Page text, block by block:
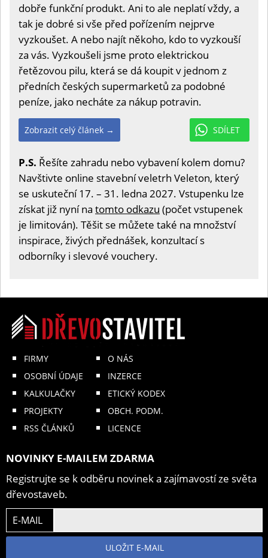
dobře funkční produkt. Ani to ale neplatí vždy, a
tak je dobré si vše před pořízením nejprve
vyzkoušet. A nebo najít někoho, kdo to vyzkouší
za vás. Vyzkoušeli jsme proto elektrickou
řetězovou pilu, která se dá koupit v jednom z
předních českých supermarketů za podobné
peníze, jako necháte za nákup potravin.
SDÍLET
Zobrazit celý článek →
P.S. Řešíte zahradu nebo vybavení kolem domu?
Navštivte online stavební veletrh Veleton, který
se uskuteční 17. – 31. ledna 2027. Vstupenku lze
získat již nyní na tomto odkazu (počet vstupenek
je limitován). Těšit se můžete také na množství
inspirace, živých přednášek, konzultací s
odborníky i slevové vouchery.
FIRMY
OSOBNÍ ÚDAJE
KALKULAČKY
PROJEKTY
RSS ČLÁNKŮ
O NÁS
INZERCE
ETICKÝ KODEX
OBCH. PODM.
LICENCE
NOVINKY E-MAILEM ZDARMA
Registrujte se k odběru novinek a zajímavostí ze světa
dřevostaveb.
E-MAIL
ULOŽIT E-MAIL